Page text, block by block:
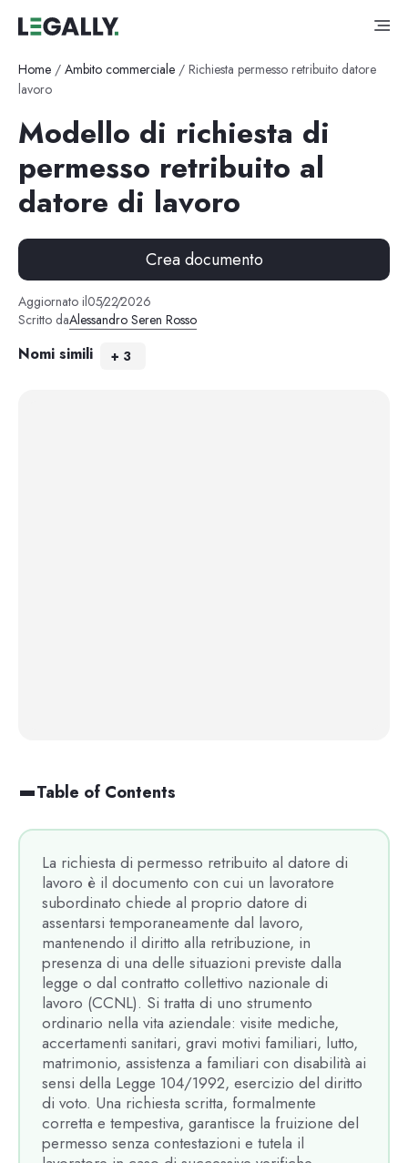
Home / Ambito commerciale / Richiesta permesso retribuito datore
lavoro
Modello di richiesta di
permesso retribuito al
datore di lavoro
Crea documento
Aggiornato il05/22/2026
Scritto daAlessandro Seren Rosso
Nomi simili + 3
La richiesta di permesso retribuito al datore di
lavoro è il documento con cui un lavoratore
subordinato chiede al proprio datore di
assentarsi temporaneamente dal lavoro,
mantenendo il diritto alla retribuzione, in
presenza di una delle situazioni previste dalla
legge o dal contratto collettivo nazionale di
lavoro (CCNL). Si tratta di uno strumento
ordinario nella vita aziendale: visite mediche,
accertamenti sanitari, gravi motivi familiari, lutto,
matrimonio, assistenza a familiari con disabilità ai
sensi della Legge 104/1992, esercizio del diritto
di voto. Una richiesta scritta, formalmente
corretta e tempestiva, garantisce la fruizione del
permesso senza contestazioni e tutela il
Table of Contents